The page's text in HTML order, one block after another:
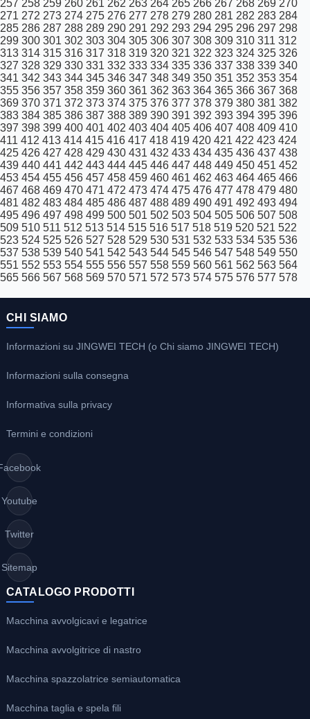
257 258 259 260 261 262 263 264 265 266 267 268 269 270
271 272 273 274 275 276 277 278 279 280 281 282 283 284
285 286 287 288 289 290 291 292 293 294 295 296 297 298
299 300 301 302 303 304 305 306 307 308 309 310 311 312
313 314 315 316 317 318 319 320 321 322 323 324 325 326
327 328 329 330 331 332 333 334 335 336 337 338 339 340
341 342 343 344 345 346 347 348 349 350 351 352 353 354
355 356 357 358 359 360 361 362 363 364 365 366 367 368
369 370 371 372 373 374 375 376 377 378 379 380 381 382
383 384 385 386 387 388 389 390 391 392 393 394 395 396
397 398 399 400 401 402 403 404 405 406 407 408 409 410
411 412 413 414 415 416 417 418 419 420 421 422 423 424
425 426 427 428 429 430 431 432 433 434 435 436 437 438
439 440 441 442 443 444 445 446 447 448 449 450 451 452
453 454 455 456 457 458 459 460 461 462 463 464 465 466
467 468 469 470 471 472 473 474 475 476 477 478 479 480
481 482 483 484 485 486 487 488 489 490 491 492 493 494
495 496 497 498 499 500 501 502 503 504 505 506 507 508
509 510 511 512 513 514 515 516 517 518 519 520 521 522
523 524 525 526 527 528 529 530 531 532 533 534 535 536
537 538 539 540 541 542 543 544 545 546 547 548 549 550
551 552 553 554 555 556 557 558 559 560 561 562 563 564
565 566 567 568 569 570 571 572 573 574 575 576 577 578
CHI SIAMO
Informazioni su JINGWEI TECH (o Chi siamo JINGWEI TECH)
Informazioni sulla consegna
Informativa sulla privacy
Termini e condizioni
Youtube
Twitter
Sitemap
CATALOGO PRODOTTI
Macchina avvolgicavi e legatrice
Macchina avvolgitrice di nastro
Macchina spazzolatrice semiautomatica
Macchina taglia e spela fili